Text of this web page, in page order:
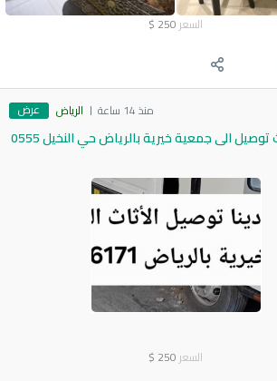
السعر 250
$
منذ 14 ساعة الرياض عرض
دينا تخاذ اثاث توصيل الى جمعية خيرية بالرياض حي النخيل 0555
السعر 250
$